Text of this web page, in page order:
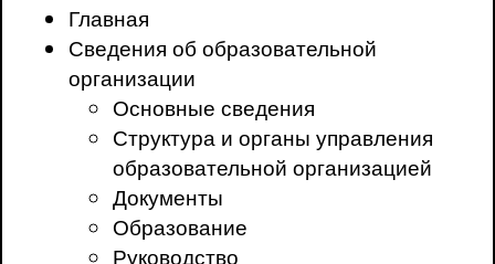
Главная
Сведения об образовательной
организации
Основные сведения
Структура и органы управления
образовательной организацией
Документы
Образование
Руководство